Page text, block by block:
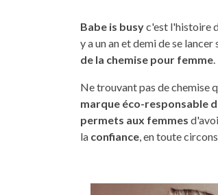
Babe is busyc'est l'histoire
y a un an et demi de se lancer
de la chemise pour femme.
Ne trouvant pas de chemise
marque éco-responsable
permets aux femmes
la confiance, en toute